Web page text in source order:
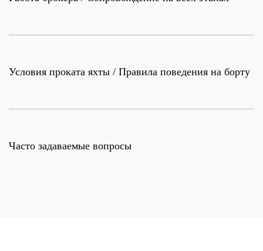
Условия проката яхты / Правила поведения на борту
Часто задаваемые вопросы